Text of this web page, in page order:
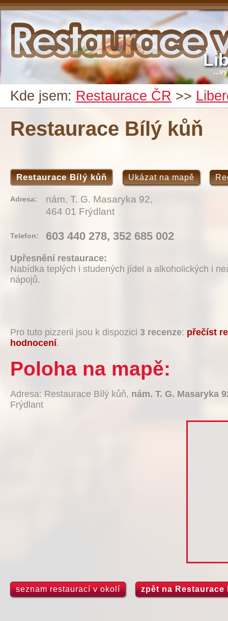
Kde jsem: Restaurace ČR >>
Restaurace Bílý kůň
Restaurace Bílý kůň Ukázat na mapě
Adresa:
nám. T. G. Masaryka 92,
464 01 Frýdlant
Telefon: 603 440 278, 352 685 002
Upřesnění restaurace:
Nabídka teplých i studených jídel a alkoholických i
nápojů.
Pro tuto pizzerii jsou k dispozici 3 recenze: přečíst
hodnocení.
Poloha na mapě:
Adresa: Restaurace Bílý kůň, nám. T. G. Masaryka
Frýdlant
seznam restaurací v okolí zpět na Restaurace